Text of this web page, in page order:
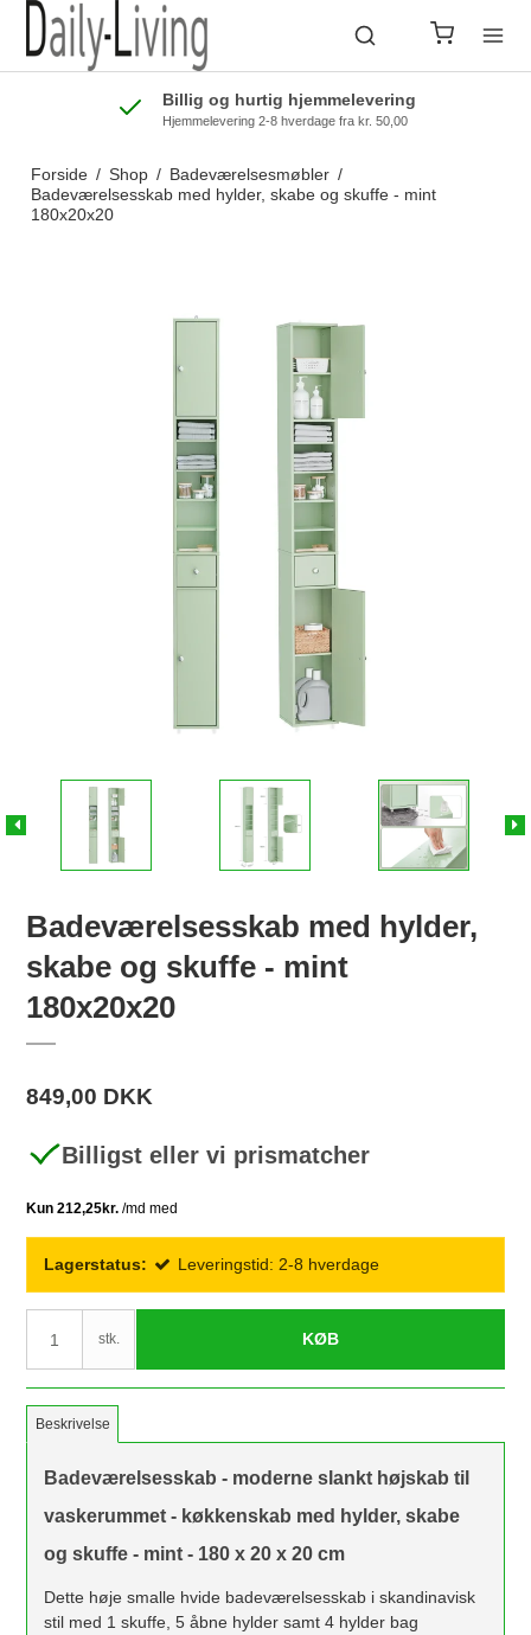
Billig og hurtig hjemmelevering
Hjemmelevering 2-8 hverdage fra kr. 50,00
Forside / Shop / Badeværelsesmøbler /
Badeværelsesskab med hylder, skabe og skuffe - mint
180x20x20
Badeværelsesskab med hylder,
skabe og skuffe - mint
180x20x20
849,00 DKK
Billigst eller vi prismatcher
Lagerstatus: Leveringstid: 2-8 hverdage
stk. KØB
Beskrivelse
Badeværelsesskab - moderne slankt højskab til
vaskerummet - køkkenskab med hylder, skabe
og skuffe - mint - 180 x 20 x 20 cm
Dette høje smalle hvide badeværelsesskab i skandinavisk
stil med 1 skuffe, 5 åbne hylder samt 4 hylder bag